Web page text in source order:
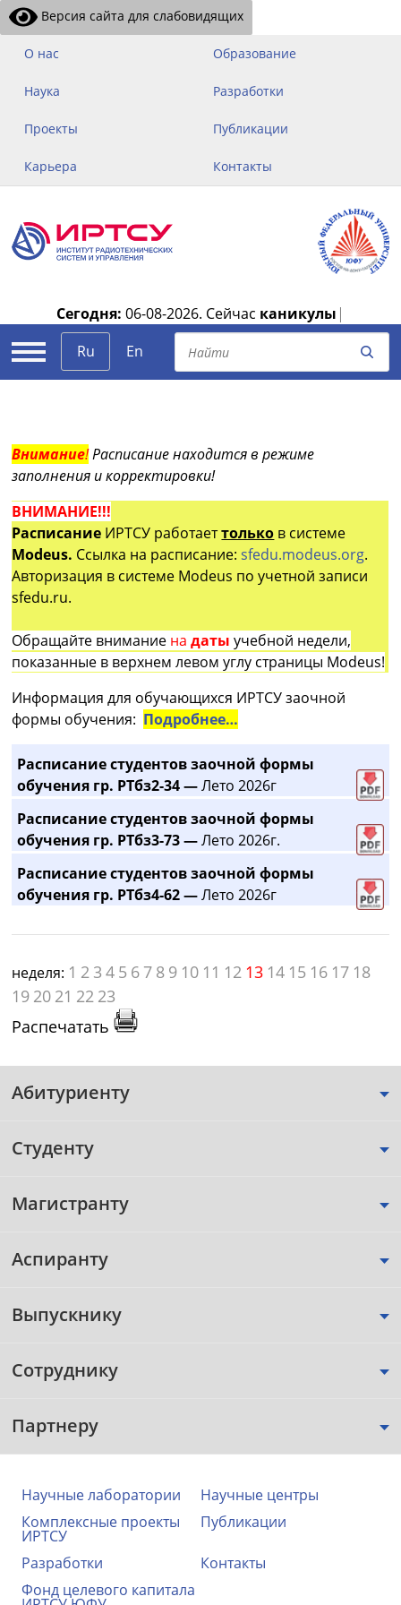
Версия сайта для слабовидящих
О нас Образование
Наука Разработки
Проекты Публикации
Карьера Контакты
Сегодня: 06-08-2026. Сейчас каникулы |
Ru
En
Внимание!Расписание находится в режиме
заполнения и корректировки!
ВНИМАНИЕ!!!
Расписание ИРТСУ работаеттолько в системе
Modeus. Ссылка на расписание:sfedu.modeus.org.
Авторизация в системе Modeus по учетной записи
sfedu.ru.
Обращайте внимание на датыучебной недели,
показанные в верхнем левом углу страницы Modeus!
Информация для обучающихся ИРТСУ заочной
формы обучения: Подробнее…
Расписание студентов заочной формы
обучения гр. РТбз2-34 —Лето 2026г
Расписание студентов заочной формы
обучения гр. РТбз3-73 —Лето 2026г.
Расписание студентов заочной формы
обучения гр. РТбз4-62 —Лето 2026г
неделя: 1 2 3 4 5 6 7 8 9 10 11 12 13 14 15 16 17 18
19 20 21 22 23
Распечатать
Абитуриенту
Студенту
Магистранту
Аспиранту
Выпускнику
Сотруднику
Партнеру
Научные лаборатории
Научные центры
Комплексные проекты
ИРТСУ
Публикации
Разработки
Контакты
Фонд целевого капитала